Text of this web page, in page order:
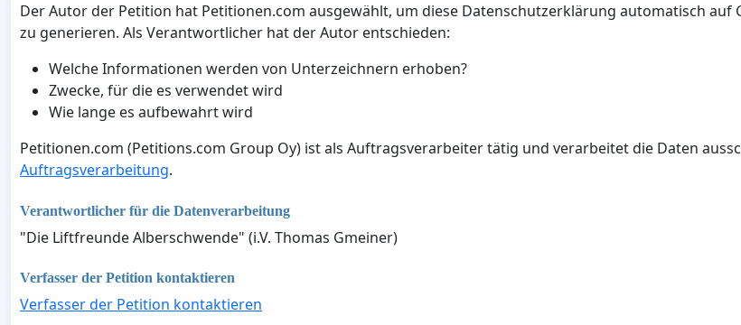
Der Autor der Petition hat Petitionen.com ausgewählt, um diese Datenschutzerklärung automatisch
zu generieren. Als Verantwortlicher hat der Autor entschieden:
Welche Informationen werden von Unterzeichnern erhoben?
Zwecke, für die es verwendet wird
Wie lange es aufbewahrt wird
Petitionen.com (Petitions.com Group Oy) ist als Auftragsverarbeiter tätig und verarbeitet die Daten
Auftragsverarbeitung.
Verantwortlicher für die Datenverarbeitung
"Die Liftfreunde Alberschwende" (i.V. Thomas Gmeiner)
Verfasser der Petition kontaktieren
Verfasser der Petition kontaktieren